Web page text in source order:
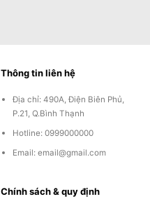
Thông tin liên hệ
Địa chỉ: 490A, Điện Biên Phủ,
P.21, Q.Bình Thạnh
Hotline: 0999000000
Email: email@gmail.com
Chính sách & quy định